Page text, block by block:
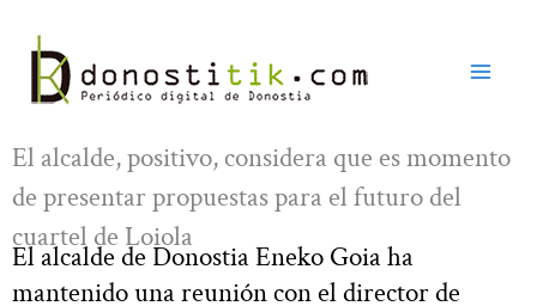
contenido
El alcalde, positivo, considera que es momento
de presentar propuestas para el futuro del
cuartel de Loiola
El alcalde de Donostia Eneko Goia ha
mantenido una reunión con el director de